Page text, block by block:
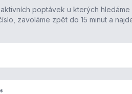
poptávek u kterých hledáme
zavoláme zpět do 15 minut a